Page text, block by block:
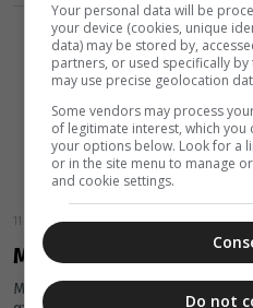
11 Φεβρουαρίου 2019
Μοναστηριακό τσιζκέικ
Μοναστηριακό τσιζκέικ μια
Your personal data will be
your device (cookies, unique
data) may be stored by,
partners, or used specifically
may use precise geolocation
Some vendors may process
of legitimate interest, which
your options below. Look for a
or in the site menu to manage
and cookie settings.
Do not